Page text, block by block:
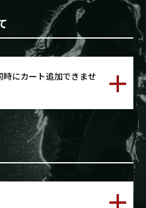
にカート追加できませ